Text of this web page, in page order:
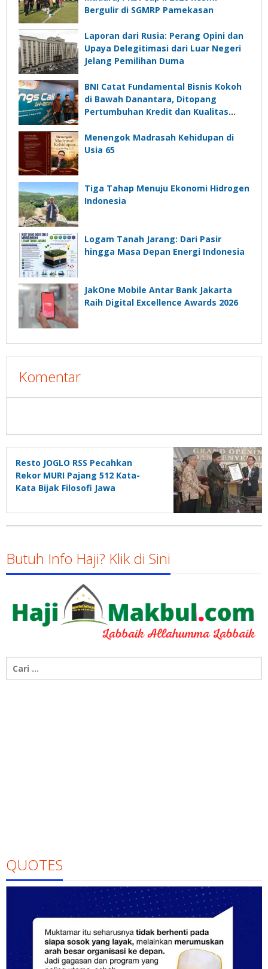
Bergulir di SGMRP Pamekasan
Laporan dari Rusia: Perang Opini dan
Upaya Delegitimasi dari Luar Negeri
Jelang Pemilihan Duma
BNI Catat Fundamental Bisnis Kokoh
di Bawah Danantara, Ditopang
Pertumbuhan Kredit dan Kualitas
Menengok Madrasah Kehidupan di
Usia 65
Tiga Tahap Menuju Ekonomi Hidrogen
Indonesia
Logam Tanah Jarang: Dari Pasir
hingga Masa Depan Energi Indonesia
JakOne Mobile Antar Bank Jakarta
Raih Digital Excellence Awards 2026
Komentar
Resto JOGLO RSS Pecahkan
Rekor MURI Pajang 512 Kata-
Kata Bijak Filosofi Jawa
Butuh Info Haji? Klik di Sini
untuk:
QUOTES